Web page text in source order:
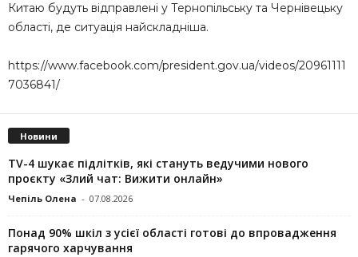
Китаю будуть відправлені у Тернопільську та Чернівецьку
області, де ситуація найскладніша.
https://www.facebook.com/president.gov.ua/videos/20961111
7036841/
Новини
TV-4 шукає підлітків, які стануть ведучими нового
проєкту «Злий чат: Вижити онлайн»
Чепіль Олена - 07.08.2026
Понад 90% шкіл з усієї області готові до впровадження
гарячого харчування